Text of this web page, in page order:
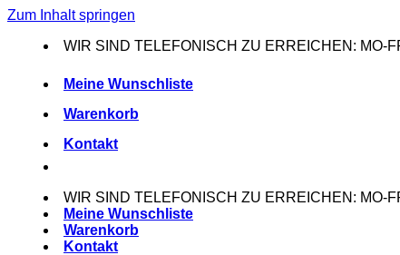
Zum Inhalt springen
WIR SIND TELEFONISCH ZU ERREICHEN: MO-
Meine Wunschliste
Warenkorb
Kontakt
WIR SIND TELEFONISCH ZU ERREICHEN: MO-
Meine Wunschliste
Warenkorb
Kontakt